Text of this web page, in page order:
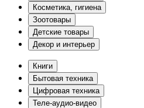
Косметика, гигиена
Зоотовары
Детские товары
Декор и интерьер
Книги
Бытовая техника
Цифровая техника
Теле-аудио-видео